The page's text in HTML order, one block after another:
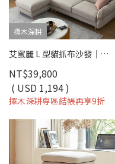
擇木深耕
艾蜜麗 L 型貓抓布沙發｜波蘭貓抓布 × 移動式腳椅 × 防潑水耐刮 × 大靠枕加高 – 擇木深耕
NT$39,800
( USD 1,194 )
擇木深耕專區結帳再享9折